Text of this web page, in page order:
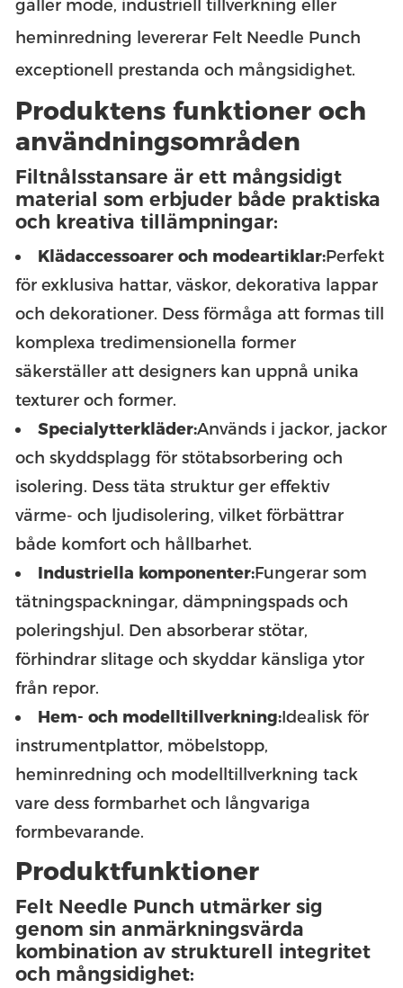
gäller mode, industriell tillverkning eller
heminredning levererar Felt Needle Punch
exceptionell prestanda och mångsidighet.
Produktens funktioner och
användningsområden
Filtnålsstansare är ett mångsidigt
material som erbjuder både praktiska
och kreativa tillämpningar:
Klädaccessoarer och modeartiklar:Perfekt
för exklusiva hattar, väskor, dekorativa lappar
och dekorationer. Dess förmåga att formas till
komplexa tredimensionella former
säkerställer att designers kan uppnå unika
texturer och former.
Specialytterkläder:Används i jackor, jackor
och skyddsplagg för stötabsorbering och
isolering. Dess täta struktur ger effektiv
värme- och ljudisolering, vilket förbättrar
både komfort och hållbarhet.
Industriella komponenter:Fungerar som
tätningspackningar, dämpningspads och
poleringshjul. Den absorberar stötar,
förhindrar slitage och skyddar känsliga ytor
från repor.
Hem- och modelltillverkning:Idealisk för
instrumentplattor, möbelstopp,
heminredning och modelltillverkning tack
vare dess formbarhet och långvariga
formbevarande.
Produktfunktioner
Felt Needle Punch utmärker sig
genom sin anmärkningsvärda
kombination av strukturell integritet
och mångsidighet: